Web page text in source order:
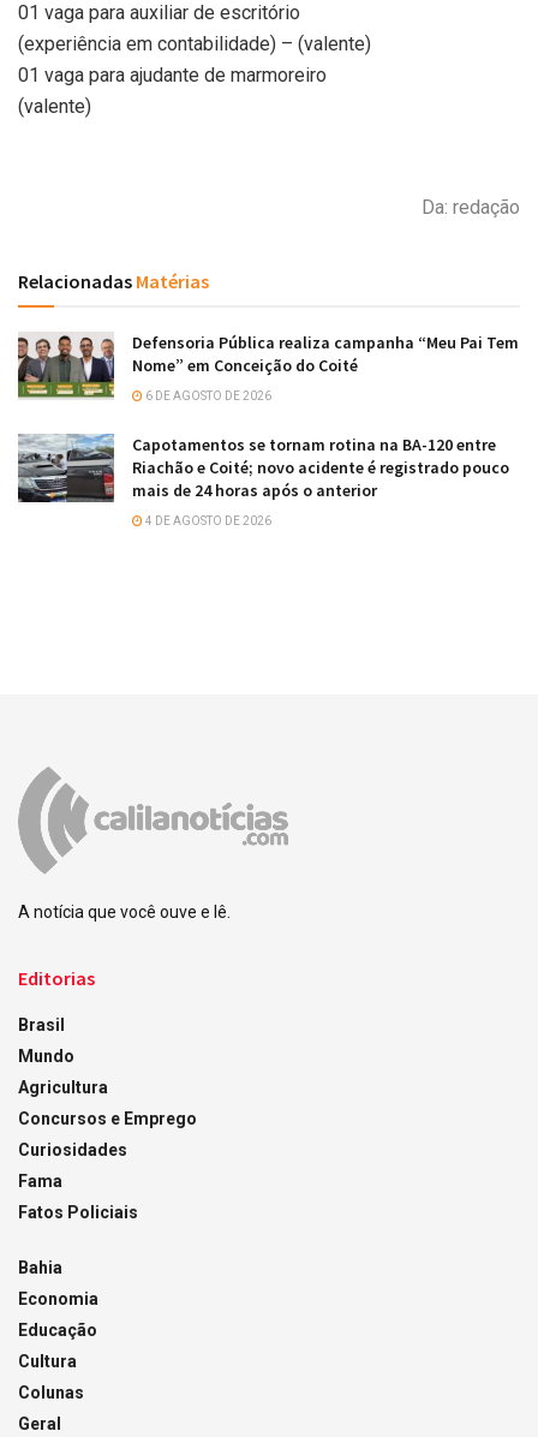
01 vaga para auxiliar de escritório
(experiência em contabilidade) – (valente)
01 vaga para ajudante de marmoreiro
(valente)
Da: redação
Relacionadas Matérias
Defensoria Pública realiza campanha “Meu Pai Tem
Nome” em Conceição do Coité
6 DE AGOSTO DE 2026
Capotamentos se tornam rotina na BA-120 entre
Riachão e Coité; novo acidente é registrado pouco
mais de 24 horas após o anterior
4 DE AGOSTO DE 2026
A notícia que você ouve e lê.
Editorias
Brasil
Mundo
Agricultura
Concursos e Emprego
Curiosidades
Fama
Fatos Policiais
Bahia
Economia
Educação
Cultura
Colunas
Geral